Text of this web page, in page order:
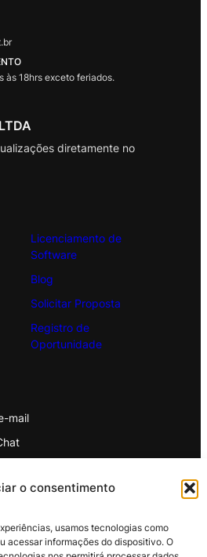
o consentimento
usamos tecnologias como
acessar informações do dispositivo. O
às 18hrs exceto feriados.
diretamente no
Licenciamento de
Software
Blog
Solicitar Proposta
Registro de
Oportunidade
mail